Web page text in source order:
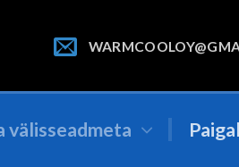
välisseadmeta